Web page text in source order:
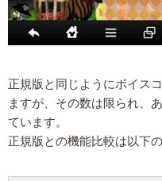
正規版と同じようにボイス
ますが、その数は限られ、
ています。
正規版との機能比較は以下